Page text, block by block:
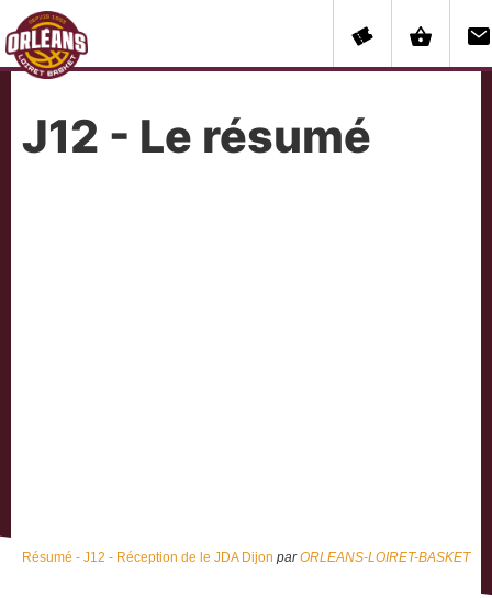
J12 - Le résumé
Résumé - J12 - Réception de le JDA Dijon parORLEANS-LOIRET-BASKET